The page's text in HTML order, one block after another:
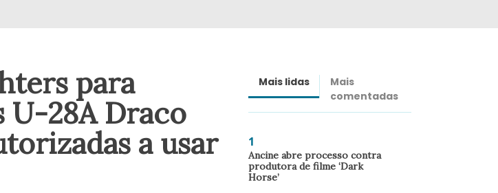
para
U-28A Draco
a usar
Mais lidas
Mais
comentadas
1
Ancine abre processo contra
produtora de filme ‘Dark
Horse’